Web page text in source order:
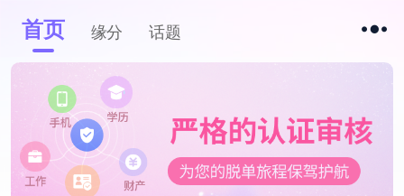
首页 缘分 话题